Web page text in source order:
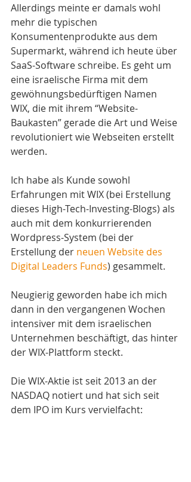
Allerdings meinte er damals wohl
mehr die typischen
Konsumentenprodukte aus dem
Supermarkt, während ich heute über
SaaS-Software schreibe. Es geht um
eine israelische Firma mit dem
gewöhnungsbedürftigen Namen
WIX, die mit ihrem “Website-
Baukasten” gerade die Art und Weise
revolutioniert wie Webseiten erstellt
werden.
Ich habe als Kunde sowohl
Erfahrungen mit WIX (bei Erstellung
dieses High-Tech-Investing-Blogs) als
auch mit dem konkurrierenden
Wordpress-System (bei der
Erstellung der neuen Website des
Digital Leaders Funds) gesammelt.
Neugierig geworden habe ich mich
dann in den vergangenen Wochen
intensiver mit dem israelischen
Unternehmen beschäftigt, das hinter
der WIX-Plattform steckt.
Die WIX-Aktie ist seit 2013 an der
NASDAQ notiert und hat sich seit
dem IPO im Kurs vervielfacht: